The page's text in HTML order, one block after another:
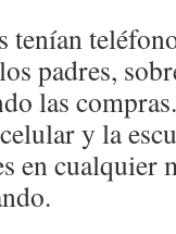
padres,
las
y la
en cualquier